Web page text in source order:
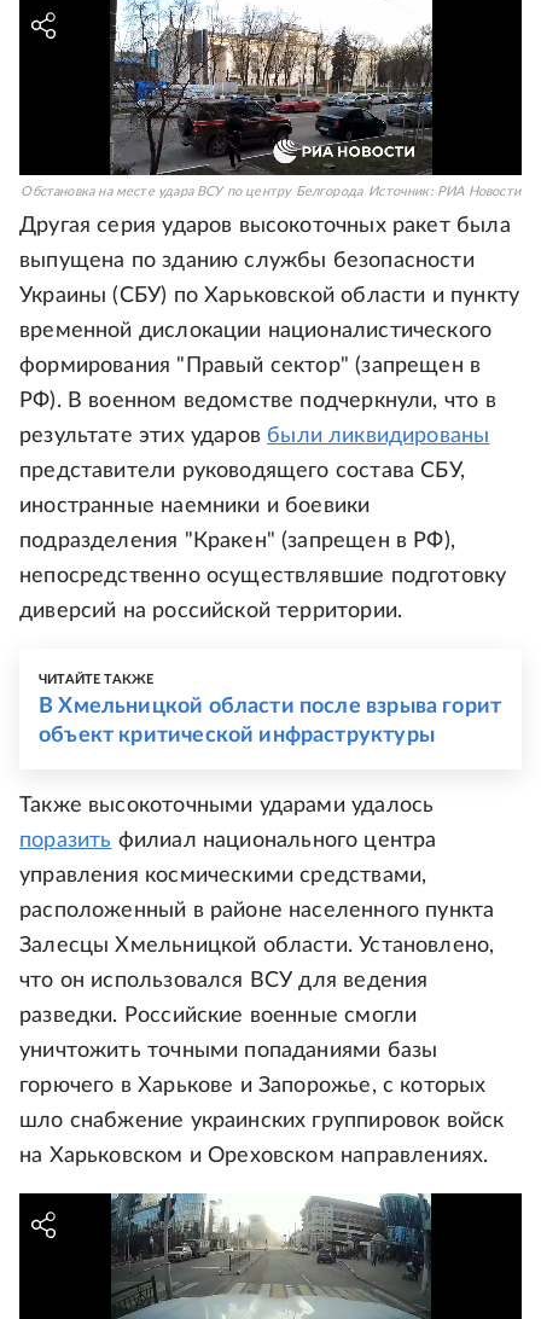
Обстановка на месте удара ВСУ по центру Белгорода Источник: РИА Новости
Другая серия ударов высокоточных ракет была
выпущена по зданию службы безопасности
Украины (СБУ) по Харьковской области и пункту
временной дислокации националистического
формирования "Правый сектор" (запрещен в
РФ). В военном ведомстве подчеркнули, что в
результате этих ударов были ликвидированы
представители руководящего состава СБУ,
иностранные наемники и боевики
подразделения "Кракен" (запрещен в РФ),
непосредственно осуществлявшие подготовку
диверсий на российской территории.
ЧИТАЙТЕ ТАКЖЕ
В Хмельницкой области после взрыва горит
объект критической инфраструктуры
Также высокоточными ударами удалось
поразить филиал национального центра
управления космическими средствами,
расположенный в районе населенного пункта
Залесцы Хмельницкой области. Установлено,
что он использовался ВСУ для ведения
разведки. Российские военные смогли
уничтожить точными попаданиями базы
горючего в Харькове и Запорожье, с которых
шло снабжение украинских группировок войск
на Харьковском и Ореховском направлениях.